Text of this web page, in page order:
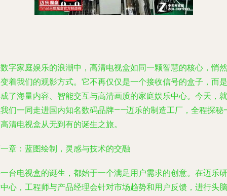
字家庭娱乐的浪潮中，高清电视盒如同一颗智慧的核心，悄然
着我们的观影方式。它不再仅仅是一个接收信号的盒子，而是
了海量内容、智能交互与高清画质的家庭娱乐中心。今天，就
们一同走进国内知名数码品牌——迈乐的制造工厂，全程探秘
清电视盒从无到有的诞生之旅。
章：蓝图绘制，灵感与技术的交融
台电视盒的诞生，都始于一个满足用户需求的创意。在迈乐研
心，工程师与产品经理会针对市场趋势和用户反馈，进行头脑